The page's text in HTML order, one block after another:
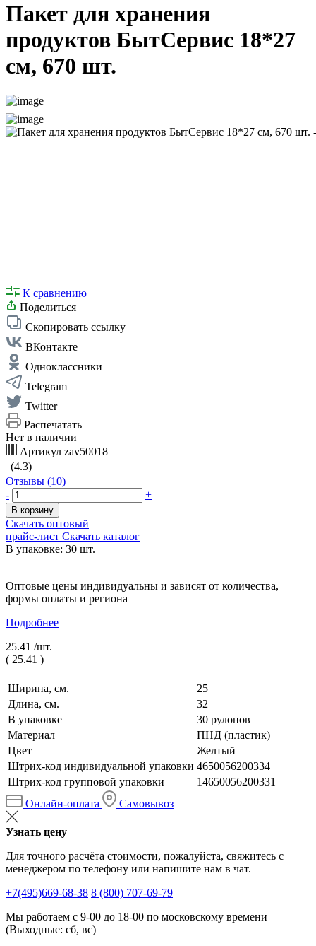
Пакет для хранения
продуктов БытСервис 18*27
см, 670 шт.
К сравнению
Поделиться
Скопировать ссылку
ВКонтакте
Одноклассники
Telegram
Twitter
Распечатать
Нет в наличии
Артикул zav50018
(4.3)
Отзывы (10)
-
+
В корзину
Скачать оптовый
прайс-лист Скачать каталог
В упаковке: 30 шт.
Оптовые цены индивидуальны и зависят от количества,
формы оплаты и региона
Подробнее
25.41 /шт.
( 25.41 )
Ширина, см.
25
Длина, см.
32
В упаковке
30 рулонов
Материал
ПНД (пластик)
Цвет
Желтый
Штрих-код индивидуальной упаковки 4650056200334
Штрих-код групповой упаковки
14650056200331
Онлайн-оплата
Самовывоз
Узнать цену
Для точного расчёта стоимости, пожалуйста, свяжитесь с
менеджером по телефону или напишите нам в чат.
+7(495)669-68-38 8 (800) 707-69-79
Мы работаем с 9-00 до 18-00 по московскому времени
(Выходные: сб, вс)